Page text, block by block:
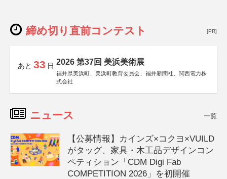
締め切り直前コンテスト [PR]
あと 33 日 2026 第37回 美浜美術展
福井県美浜町、美浜町教育委員会、福井新聞社、関西電力株
式会社
ニュース 一覧
【公募情報】カインズ×コクヨ×VUILD
がタッグ、家具・木工品デザインコン
ペティション「CDM Digi Fab
COMPETITION 2026」を初開催